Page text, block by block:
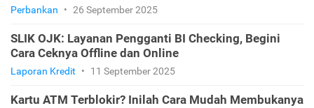
Perbankan • 26 September 2025
SLIK OJK: Layanan Pengganti BI Checking, Begini
Cara Ceknya Offline dan Online
Laporan Kredit • 11 September 2025
Kartu ATM Terblokir? Inilah Cara Mudah Membukanya